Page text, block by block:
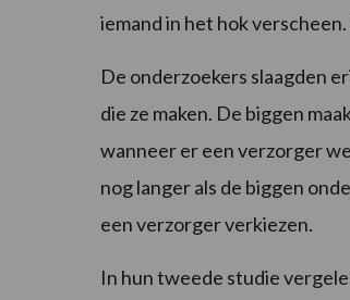
iemand in het hok
De onderzoekers slaagden
die ze maken. De biggen
wanneer er een verzorger
nog langer als de biggen
een verzorger verkiezen.
In hun tweede studie